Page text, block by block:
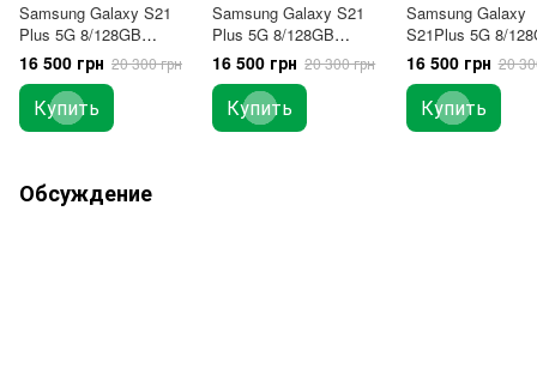
Samsung Galaxy S21
Plus 5G 8/128GB
Фантомный черный
1Sim (SM-
G996BZSDSEK) USA
16 500 грн 20 300 грн
Купить
Samsung Galaxy S21
Plus 5G 8/128GB
Фантомный
серебристый 1Sim
(SM-G996BZSDSEK)
USA
16 500 грн 20 300 грн
Купить
Samsung Galaxy
S21Plus 5G 8/
Фантомный
фиолетовый
G996BZSDSEK)
16 500 грн 20
Купить
Обсуждение